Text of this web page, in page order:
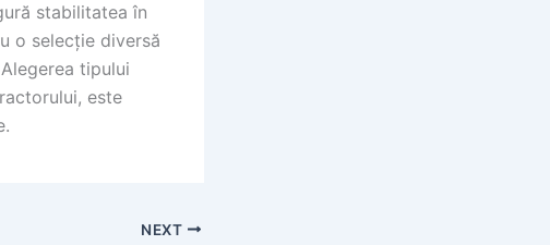
stabilitatea în
o selecție diversă
tipului
este
NEXT